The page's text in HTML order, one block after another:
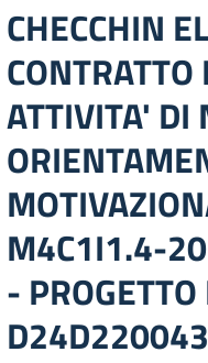
CHECCHIN
CONTRATTO
ATTIVITA' DI
M4C1I1.4-
-